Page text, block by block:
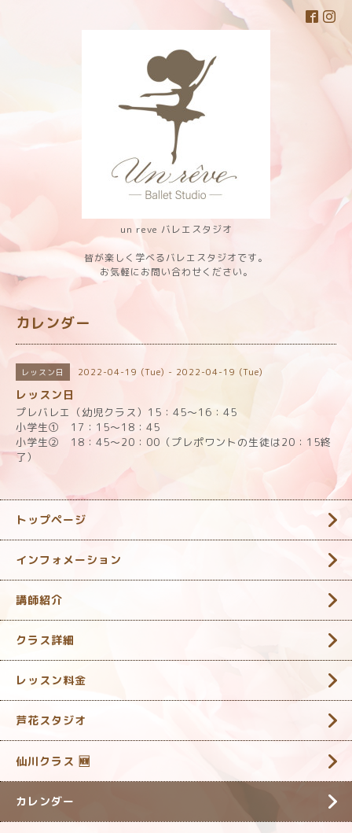
un reve バレエスタジオ
皆が楽しく学べるバレエスタジオです。
お気軽にお問い合わせください。
カレンダー
レッスン日 2022-04-19 (Tue) - 2022-04-19 (Tue)
レッスン日
プレバレエ（幼児クラス）15：45～16：45
小学生① 17：15～18：45
小学生② 18：45～20：00（プレポワントの生徒は20：15終
了）
トップページ
インフォメーション
講師紹介
クラス詳細
レッスン料金
芦花スタジオ
仙川クラス 🆕
カレンダー